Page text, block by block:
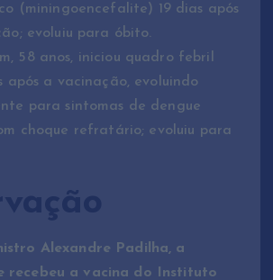
(miningoencefalite) 19 dias após
evoluiu para óbito.
58 anos, iniciou quadro febril
após a vacinação, evoluindo
para sintomas de dengue
choque refratário; evoluiu para
Alexandre Padilha, a
recebeu a vacina do Instituto